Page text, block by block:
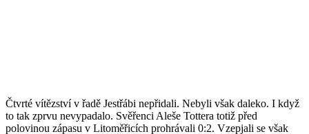
Čtvrté vítězství v řadě Jestřábi nepřidali. Nebyli však daleko. I když
to tak zprvu nevypadalo. Svěřenci Aleše Tottera totiž před
polovinou zápasu v Litoměřicích prohrávali 0:2. Vzepjali se však